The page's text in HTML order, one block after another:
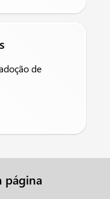
de
página